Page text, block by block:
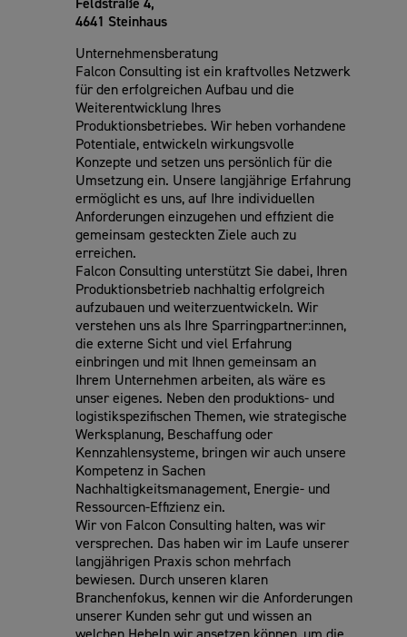
4641 Steinhaus
Unternehmensberatung
Falcon Consulting ist ein kraftvolles Netzwerk
für den erfolgreichen Aufbau und die
Weiterentwicklung Ihres
Produktionsbetriebes. Wir heben vorhandene
Potentiale, entwickeln wirkungsvolle
Konzepte und setzen uns persönlich für die
Umsetzung ein. Unsere langjährige Erfahrung
ermöglicht es uns, auf Ihre individuellen
Anforderungen einzugehen und effizient die
gemeinsam gesteckten Ziele auch zu
erreichen.
Falcon Consulting unterstützt Sie dabei, Ihren
Produktionsbetrieb nachhaltig erfolgreich
aufzubauen und weiterzuentwickeln. Wir
verstehen uns als Ihre Sparringpartner:innen,
die externe Sicht und viel Erfahrung
einbringen und mit Ihnen gemeinsam an
Ihrem Unternehmen arbeiten, als wäre es
unser eigenes. Neben den produktions- und
logistikspezifischen Themen, wie strategische
Werksplanung, Beschaffung oder
Kennzahlensysteme, bringen wir auch unsere
Kompetenz in Sachen
Nachhaltigkeitsmanagement, Energie- und
Ressourcen-Effizienz ein.
Wir von Falcon Consulting halten, was wir
versprechen. Das haben wir im Laufe unserer
langjährigen Praxis schon mehrfach
bewiesen. Durch unseren klaren
Branchenfokus, kennen wir die Anforderungen
unserer Kunden sehr gut und wissen an